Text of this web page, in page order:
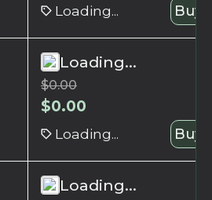
Loading... Buy
Loading...
$0.00
$0.00
Loading... Buy
Loading...